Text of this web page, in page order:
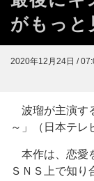
がもっと
2020年12月24日 /
波瑠が主演す
～」（日本テレ
本作は、恋愛
ＳＮＳ上で知